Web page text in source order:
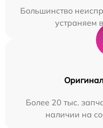
Большинство
устраняем
Более 20 тыс.
наличии на